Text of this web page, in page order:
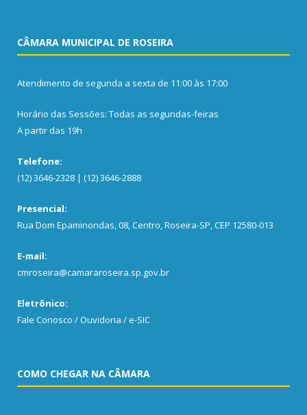
CÂMARA MUNICIPAL DE ROSEIRA
Atendimento de segunda a sexta de 11:00 às 17:00
Horário das Sessões: Todas as segundas-feiras
A partir das 19h
Telefone:
(12) 3646-2328 | (12) 3646-2888
Presencial:
Rua Dom Epaminondas, 08, Centro, Roseira-SP, CEP 12580-013
E-mail:
cmroseira@camararoseira.sp.gov.br
Eletrônico:
Fale Conosco / Ouvidoria / e-SIC
COMO CHEGAR NA CÂMARA